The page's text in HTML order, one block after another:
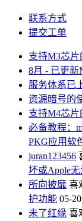
联系方式
提交工单
支持M3芯片
8月 - 已更
服务体系已
资源暗号的
支持M4芯片
必备教程：
PKG应用软
juran123456
坏或Apple
所向披靡 喜
护功能 05-20
未了红缘 喜